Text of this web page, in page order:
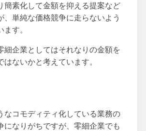
簡素化して金額を抑える提案など
、単純な価格競争に走らないよう
す。
細企業としてはそれなりの金額を
ないかと考えています。
なコモディティ化している業務の
になりがちですが、零細企業でも